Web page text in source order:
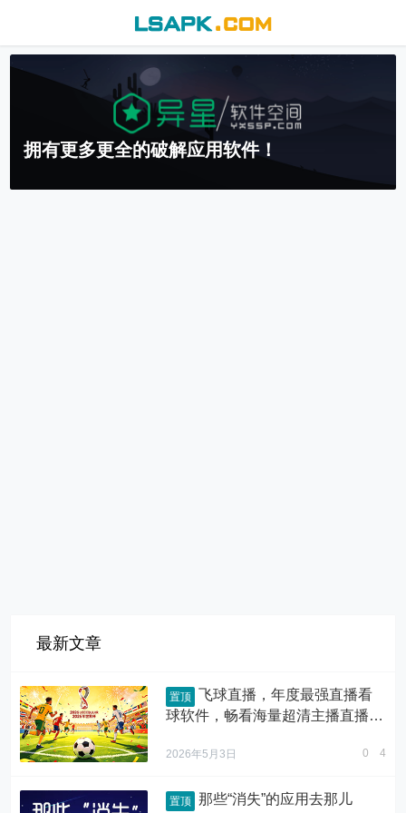
拥有更多更全的破解应用软件！
最新文章
置顶
飞球直播，年度最强直播看
球软件，畅看海量超清主播直播和
2026年5月3日 0 4
置顶
那些“消失”的应用去那儿